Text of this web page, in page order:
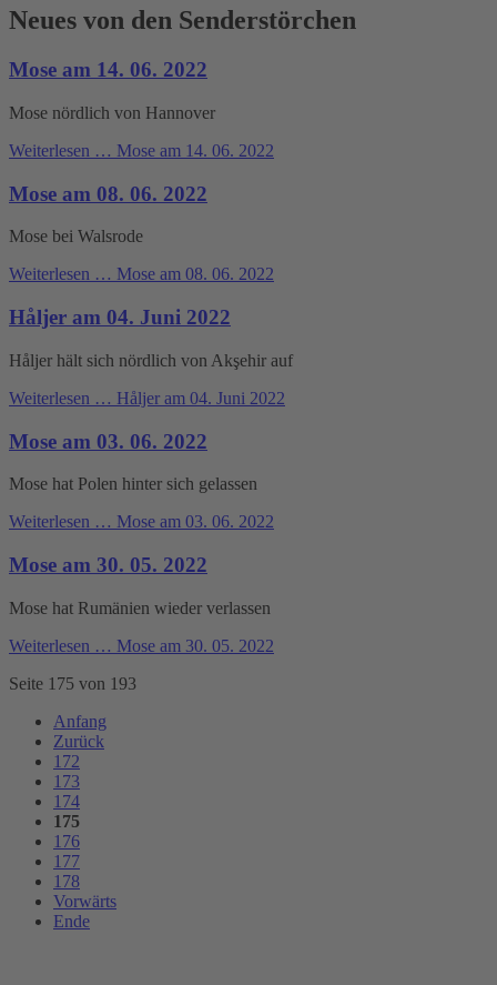
Neues von den Senderstörchen
Mose am 14. 06. 2022
Mose nördlich von Hannover
Weiterlesen … Mose am 14. 06. 2022
Mose am 08. 06. 2022
Mose bei Walsrode
Weiterlesen … Mose am 08. 06. 2022
Håljer am 04. Juni 2022
Håljer hält sich nördlich von Akşehir auf
Weiterlesen … Håljer am 04. Juni 2022
Mose am 03. 06. 2022
Mose hat Polen hinter sich gelassen
Weiterlesen … Mose am 03. 06. 2022
Mose am 30. 05. 2022
Mose hat Rumänien wieder verlassen
Weiterlesen … Mose am 30. 05. 2022
Seite 175 von 193
Anfang
Zurück
172
173
174
175
176
177
178
Vorwärts
Ende